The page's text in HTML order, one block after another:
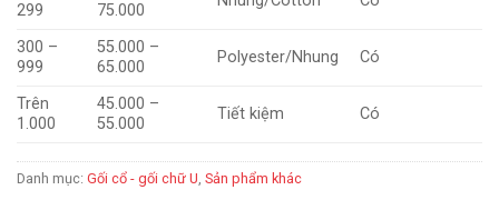
299
75.000
300 –
999
55.000 –
65.000
Polyester/Nhung Có
Trên
1.000
45.000 –
55.000
Tiết kiệm Có
Danh mục: Gối cổ - gối chữ U, Sản phẩm khác